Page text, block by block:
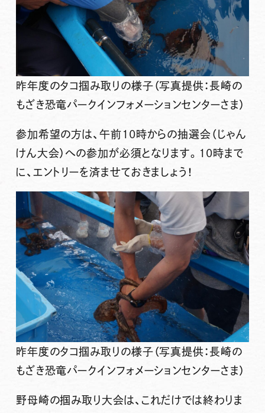
昨年度のタコ掴み取りの様子（写真提供：長崎の
もざき恐竜パークインフォメーションセンターさま）
参加希望の方は、午前10時からの抽選会 （じゃん
けん大会）への参加が必須となります。10時まで
に、エントリーを済ませておきましょう！
昨年度のタコ掴み取りの様子（写真提供：長崎の
もざき恐竜パークインフォメーションセンターさま）
野母崎の掴み取り大会は、これだけでは終わりま